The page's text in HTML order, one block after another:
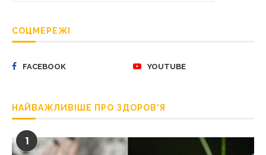
СОЦМЕРЕЖІ
FACEBOOK YOUTUBE
НАЙВАЖЛИВІШЕ ПРО ЗДОРОВ’Я
1